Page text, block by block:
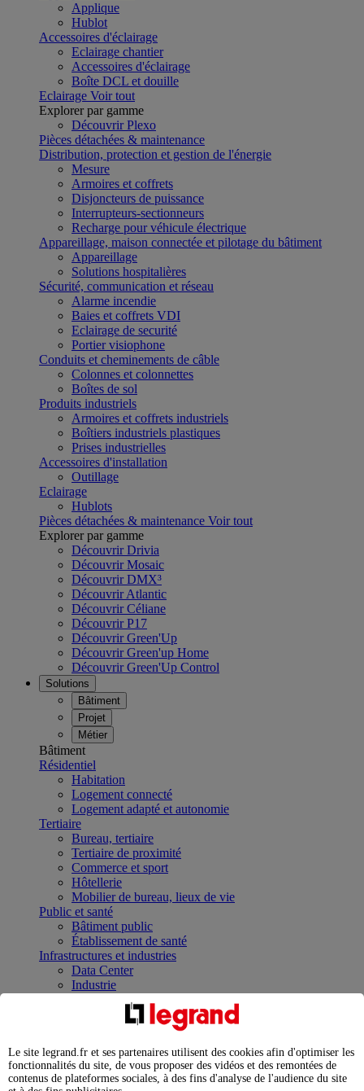
Applique
Hublot
Accessoires d'éclairage
Eclairage chantier
Accessoires d'éclairage
Boîte DCL et douille
Eclairage Voir tout
Explorer par gamme
Découvrir Plexo
Pièces détachées & maintenance
Distribution, protection et gestion de l'énergie
Mesure
Armoires et coffrets
Disjoncteurs de puissance
Interrupteurs-sectionneurs
Recharge pour véhicule électrique
Appareillage, maison connectée et pilotage du bâtiment
Appareillage
Solutions hospitalières
Sécurité, communication et réseau
Alarme incendie
Baies et coffrets VDI
Eclairage de securité
Portier visiophone
Conduits et cheminements de câble
Colonnes et colonnettes
Boîtes de sol
Produits industriels
Armoires et coffrets industriels
Boîtiers industriels plastiques
Prises industrielles
Accessoires d'installation
Outillage
Eclairage
Hublots
Pièces détachées & maintenance Voir tout
Explorer par gamme
Découvrir Drivia
Découvrir Mosaic
Découvrir DMX³
Découvrir Atlantic
Découvrir Céliane
Découvrir P17
Découvrir Green'Up
Découvrir Green'up Home
Découvrir Green'Up Control
Solutions
Bâtiment
Projet
Métier
Bâtiment
Résidentiel
Habitation
Logement connecté
Logement adapté et autonomie
Tertiaire
Bureau, tertiaire
Tertiaire de proximité
Commerce et sport
Hôtellerie
Mobilier de bureau, lieux de vie
Public et santé
Bâtiment public
Établissement de santé
Infrastructures et industries
Data Center
Industrie
Infrastructures
Contrôler et planifier le fonctionnement des appareils
Répartir et optimiser son tableau électrique
Legrand Data Center Solutions : concentrer les
expertises au service de vos performances
Le site legrand.fr et ses partenaires utilisent des cookies afin d'optimiser les
fonctionnalités du site, de vous proposer des vidéos et des remontées de
contenus de plateformes sociales, à des fins d'analyse de l'audience du site